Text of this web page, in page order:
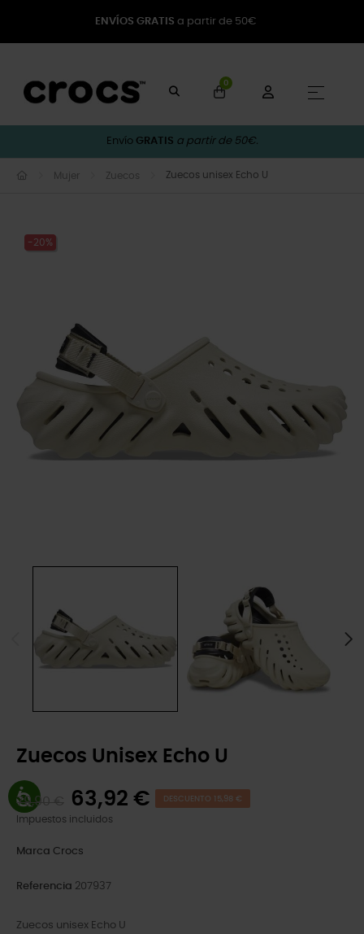
ENVÍOS GRATIS a partir de 50€
0
☰
Envío GRATIS a partir de 50€.
Mujer Zuecos Zuecos unisex Echo U
-20%
Zuecos Unisex Echo U
79,90 € 63,92 € DESCUENTO 15,98 €
Impuestos incluidos
Marca Crocs
Referencia 207937
Zuecos unisex Echo U